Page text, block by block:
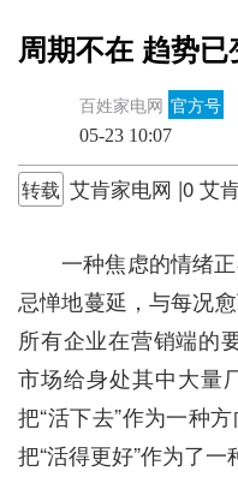
周期不在 趋势
百姓家电网 官方号
05-23 10:07
转载 艾肯家电网 |0 艾
一种焦虑的情绪
忌惮地蔓延，与每况
所有企业在营销端的
市场给身处其中大量
把“活下去”作为一种
把“活得更好”作为了一